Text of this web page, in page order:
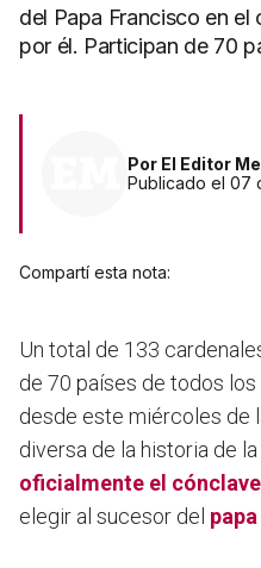
del Papa Francisco en
por él. Participan de 70
Por El Editor
Publicado el 07
Compartí esta nota:
Un total de 133
de 70 países de todos
desde este miércoles de
diversa de la historia de
oficialmente el
elegir al sucesor del papa